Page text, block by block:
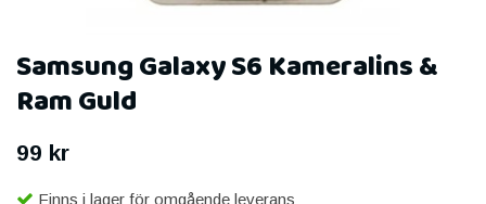
Samsung Galaxy S6 Kameralins &
Ram Guld
99 kr
Finns i lager för omgående leverans